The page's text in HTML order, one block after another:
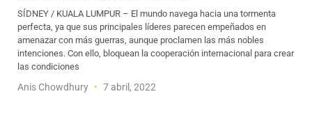
SÍDNEY / KUALA LUMPUR – El mundo navega hacia una tormenta
perfecta, ya que sus principales líderes parecen empeñados en
amenazar con más guerras, aunque proclamen las más nobles
intenciones. Con ello, bloquean la cooperación internacional para crear
las condiciones
Anis Chowdhury 7 abril, 2022